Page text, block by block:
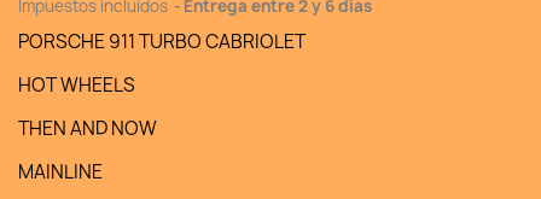
Impuestos incluidos Entrega entre 2 y 6 días
PORSCHE 911 TURBO CABRIOLET
HOT WHEELS
THEN AND NOW
MAINLINE